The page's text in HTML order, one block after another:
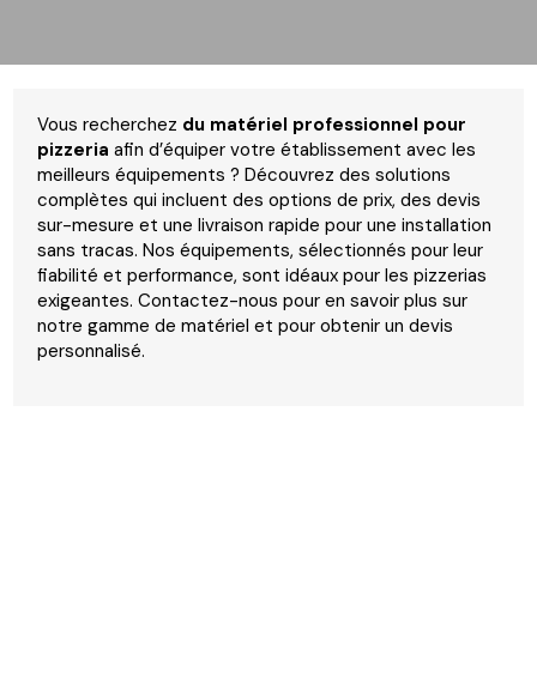
Vous recherchez du matériel professionnel pour
pizzeria afin d’équiper votre établissement avec les
meilleurs équipements ? Découvrez des solutions
complètes qui incluent des options de prix, des devis
sur-mesure et une livraison rapide pour une installation
sans tracas. Nos équipements, sélectionnés pour leur
fiabilité et performance, sont idéaux pour les pizzerias
exigeantes. Contactez-nous pour en savoir plus sur
notre gamme de matériel et pour obtenir un devis
personnalisé.